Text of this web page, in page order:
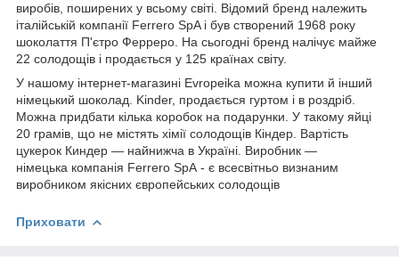
виробів, поширених у всьому світі. Відомий бренд належить
італійській компанії Ferrero SpA і був створений 1968 року
шоколаття П'єтро Ферреро. На сьогодні бренд налічує майже
22 солодощів і продається у 125 країнах світу.
У нашому інтернет-магазині Evropeika можна купити й інший
німецький шоколад. Kinder, продається гуртом і в роздріб.
Можна придбати кілька коробок на подарунки. У такому яйці
20 грамів, що не містять хімії солодощів Кіндер. Вартість
цукерок Киндер — найнижча в Україні. Виробник —
німецька компанія Ferrero SpA - є всесвітньо визнаним
виробником якісних європейських солодощів
Приховати